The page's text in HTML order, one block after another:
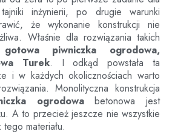
inżynierii, po drugie warunki
że wykonanie konstrukcji nie
Właśnie dla rozwiązania takich
gotowa piwniczka ogrodowa,
Turek. I odkąd powstała ta
i w każdych okolicznościach warto
Monolityczna konstrukcja
ogrodowabetonowa jest
A to przecież jeszcze nie wszystkie
materiału.